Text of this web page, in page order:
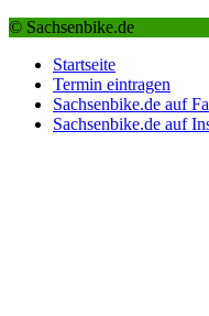
© Sachsenbike.de
Startseite
Termin eintragen
Sachsenbike.de auf
Sachsenbike.de auf